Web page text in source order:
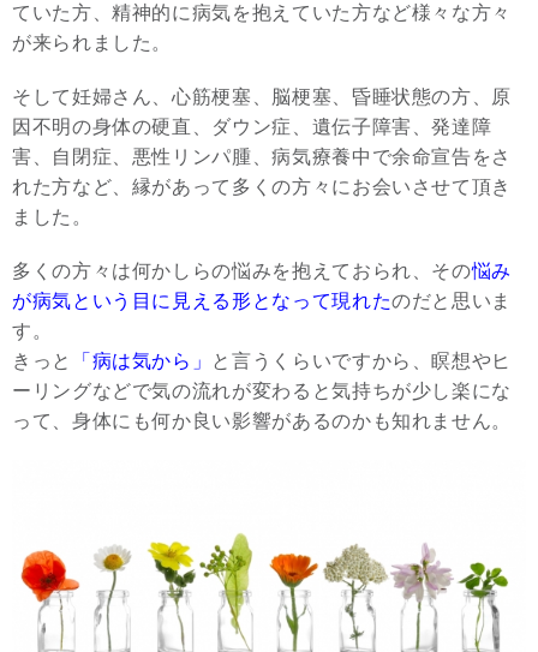
ていた方、精神的に病気を抱えていた方など様々な方々
が来られました。
そして妊婦さん、心筋梗塞、脳梗塞、昏睡状態の方、原
因不明の身体の硬直、ダウン症、遺伝子障害、発達障
害、自閉症、悪性リンパ腫、病気療養中で余命宣告をさ
れた方など、縁があって多くの方々にお会いさせて頂き
ました。
多くの方々は何かしらの悩みを抱えておられ、その悩み
が病気という目に見える形となって現れたのだと思いま
す。
きっと
「病は気から」 と言うくらいですから、瞑想やヒ
ーリングなどで気の流れが変わると気持ちが少し楽にな
って、身体にも何か良い影響があるのかも知れません。